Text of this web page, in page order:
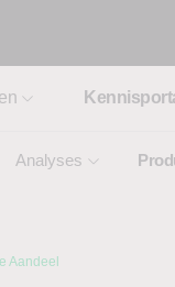
Analyses
Aandeel